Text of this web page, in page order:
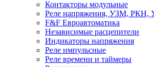
Контакторы модульные
Реле напряжения, УЗМ, РКН,
F&F Евроавтоматика
Независимые расцепители
Индикаторы напряжения
Реле импульсные
Реле времени и таймеры